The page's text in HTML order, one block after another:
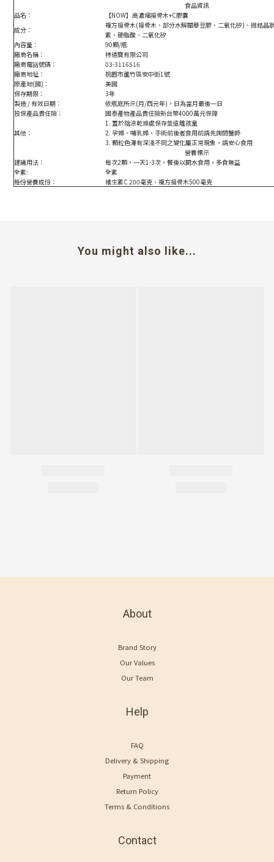
食品資訊
品名：
【NOW】高濃縮接骨木+C膠囊
成分：
複方接骨木(接骨木、部分水解關華豆膠、二氧化矽)、微結晶
素、硬脂酸、二氧化矽
內容量：
90顆/瓶
廠商名稱：
特德寶有限公司
廠商電話號碼：
03-3116516
廠商地址：
桃園市蘆竹區安中街1號
原產地(國)：
美國
保存期限：
3年
製造 / 有效日期：
依瓶底所示(月/西元年)，日為當月最後一日
投保產品責任險：
國泰產物產品責任險新台幣4000萬元保障
其他：
1. 置於陰涼乾燥處保存並遠離孩童
2. 孕婦、哺乳婦、手術前後者食用前請先詢問醫師
3. 顆粒色澤有深淺不同之變化屬正常現象，請安心食用
營養標示
建議用法：
每次2顆，一天1-3次，餐後以開水食用，多食無益
全素:
全素
每份營養成份：
維生素C 200毫克、複方接骨木500毫克
You might also like...
About
Brand Story
Our Values
Our Team
Help
FAQ
Delivery & Shipping
Payment
Return Policy
Terms & Conditions
Contact